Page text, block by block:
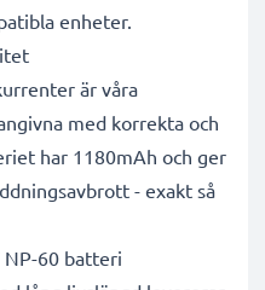
enheter.
är våra
med korrekta och
har 1180mAh och ger
- exakt så
NP-60 batteri